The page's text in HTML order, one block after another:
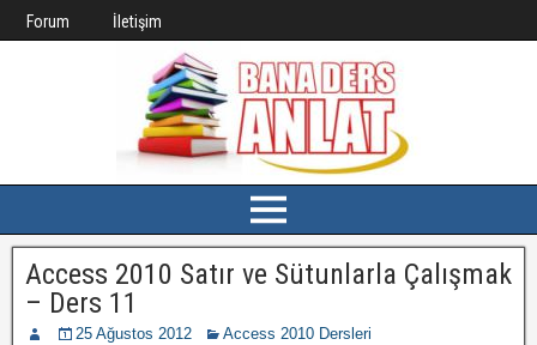
Forum İletişim
Access 2010 Satır ve Sütunlarla Çalışmak
– Ders 11
25 Ağustos 2012 Access 2010 Dersleri